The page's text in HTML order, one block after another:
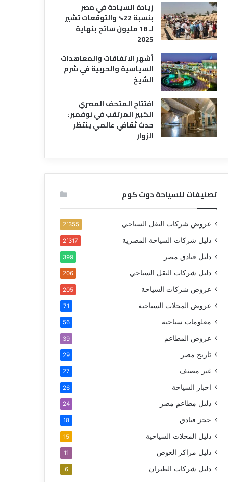
زيادة السياحة في مصر
بنسبة 22% والتوقعات تشير
لـ 18 مليون سائح بنهاية
2025
أشهر الاتفاقات والمعاهدات
السياسية والحربية في شرم
الشيخ
افتتاح المتحف المصري
الكبير المرتقب في نوفمبر:
حدث ثقافي عالمي ينتظر
الزوار
تصنيفات للسياحة دوت كوم
عروض شركات النقل السياحي 2٬355
دليل شركات السياحة المصرية 2٬317
دليل فنادق مصر 399
دليل شركات النقل السياحي 206
عروض شركات السياحة 205
عروض المحلات السياحية 71
معلومات سياحية 56
عروض المطاعم 39
تاريخ مصر 29
غير مصنف 27
اخبار السياحة 26
دليل مطاعم مصر 24
حجز فنادق 18
دليل المحلات السياحية 15
دليل مراكز الغوص 11
دليل شركات الطيران 6